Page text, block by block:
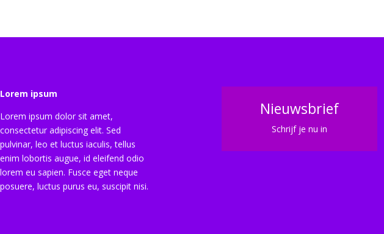
Lorem ipsum
Lorem ipsum dolor sit amet,
consectetur adipiscing elit. Sed
pulvinar, leo et luctus iaculis, tellus
enim lobortis augue, id eleifend odio
lorem eu sapien. Fusce eget neque
posuere, luctus purus eu, suscipit nisi.
Nieuwsbrief
Schrijf je nu in